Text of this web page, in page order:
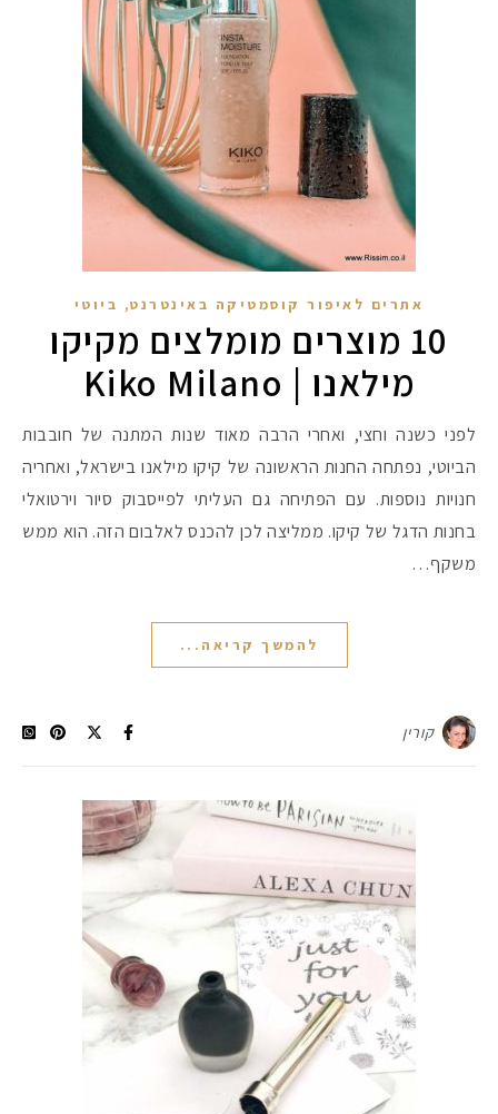
מקדמי הגנה
אומרים שאם
אתרים לאיפור קוסמטיקה באינטרנט, ביוטי
10 מוצרים מומלצים מקיקו
מילאנו | Kiko Milano
לפני כשנה וחצי, ואחרי הרבה מאוד שנות המתנה של חובבות
הביוטי, נפתחה החנות הראשונה של קיקו מילאנו בישראל, ואחריה
חנויות נוספות. עם הפתיחה גם העליתי לפייסבוק סיור וירטואלי
בחנות הדגל של קיקו. ממליצה לכן להכנס לאלבום הזה. הוא ממש
משקף…
להמשך קריאה...
קורין